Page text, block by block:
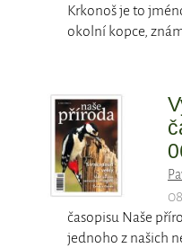
Krkonoš je to
okolní kopce,
časopisu Naše
jednoho z našich